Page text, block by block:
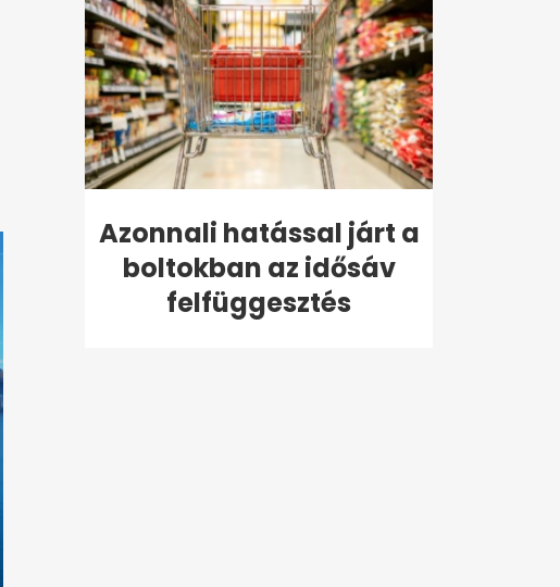
Azonnali hatással járt a
boltokban az idősáv
felfüggesztés